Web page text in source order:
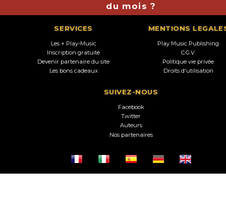
du mois ?
SERVICES
Les + Play-Music
Inscription gratuite
Devenir partenaire du site
Les bons cadeaux
MENTIONS
Play Music Publishing
C.G.V.
Politique vie privée
Droits d'utilisation
SUIVEZ-NOUS
Facebook
Twitter
Auteurs
Nos partenaires